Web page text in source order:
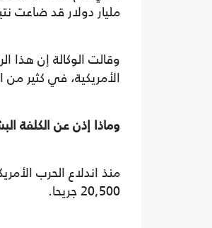
مليار دولار قد ضاعت
وقالت الوكالة إن هذا
الأمريكية، في كثير
وماذا إذن عن الكلفة
20,500 جريحا.